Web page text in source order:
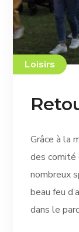
Loisirs
Grâce à la
des comité
nombreux
beau feu
dans le